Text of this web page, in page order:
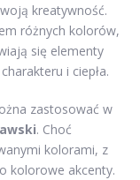
kreatywność.
różnych kolorów,
się elementy
i ciepła.
zastosować w
. Choć
kolorami, z
kolorowe akcenty.